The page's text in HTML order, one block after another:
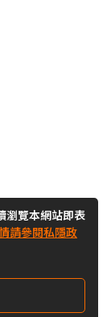
瀏覽本網站即表
請參閱私隱政